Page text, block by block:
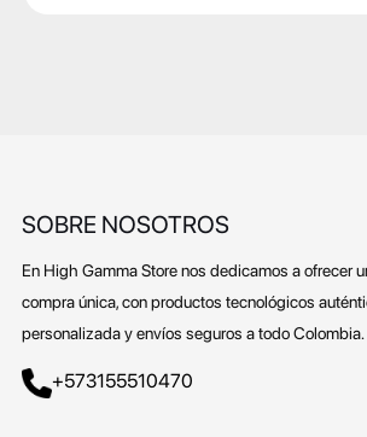
SOBRE NOSOTROS
En High Gamma Store nos dedicamos a ofrecer
compra única, con productos tecnológicos
personalizada y envíos seguros a todo Colombia.
+573155510470